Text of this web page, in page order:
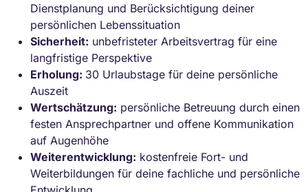
Dienstplanung und Berücksichtigung deiner
persönlichen Lebenssituation
Sicherheit: unbefristeter Arbeitsvertrag für eine
langfristige Perspektive
Erholung: 30 Urlaubstage für deine persönliche
Auszeit
Wertschätzung: persönliche Betreuung durch einen
festen Ansprechpartner und offene Kommunikation
auf Augenhöhe
Weiterentwicklung: kostenfreie Fort- und
Weiterbildungen für deine fachliche und persönliche